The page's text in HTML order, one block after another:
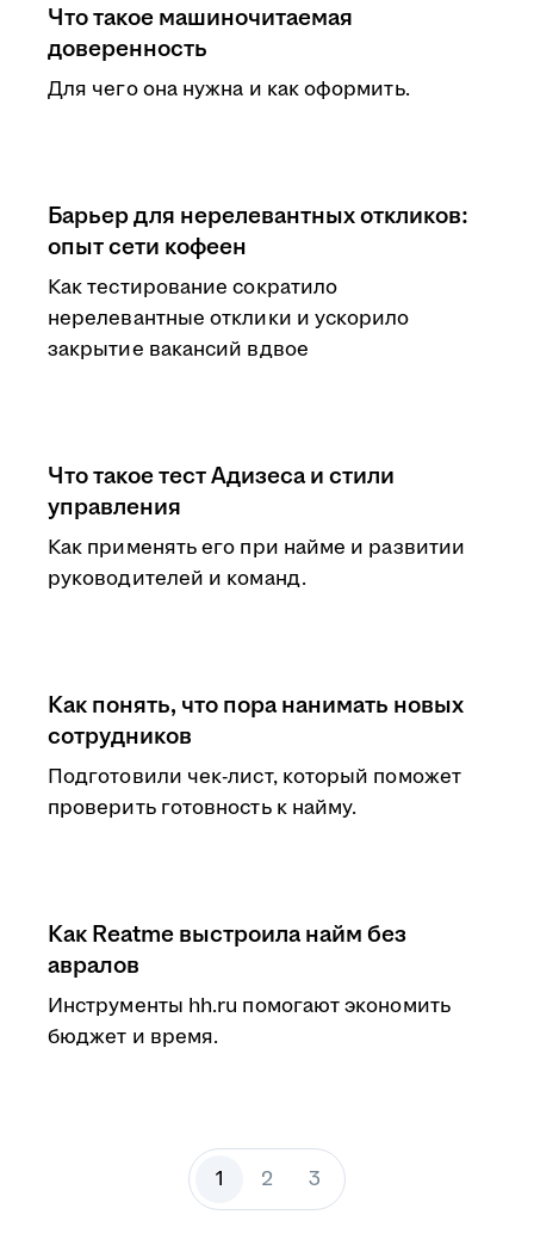
Что такое машиночитаемая
доверенность
Для чего она нужна и как оформить.
Барьер для нерелевантных откликов:
опыт сети кофеен
Как тестирование сократило
нерелевантные отклики и ускорило
закрытие вакансий вдвое
Что такое тест Адизеса и стили
управления
Как применять его при найме и развитии
руководителей и команд.
Как понять, что пора нанимать новых
сотрудников
Подготовили чек-лист, который поможет
проверить готовность к найму.
Как Reatme выстроила найм без
авралов
Инструменты hh.ru помогают экономить
бюджет и время.
1 2 3